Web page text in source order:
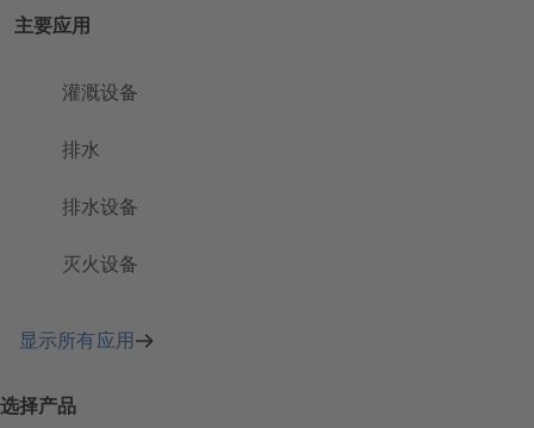
主要应用
灌溉设备
排水
排水设备
灭火设备
显示所有应用
选择产品